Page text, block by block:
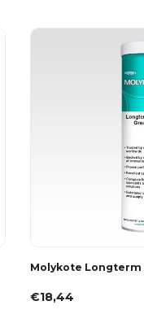
Molykote Longterm
€18,44